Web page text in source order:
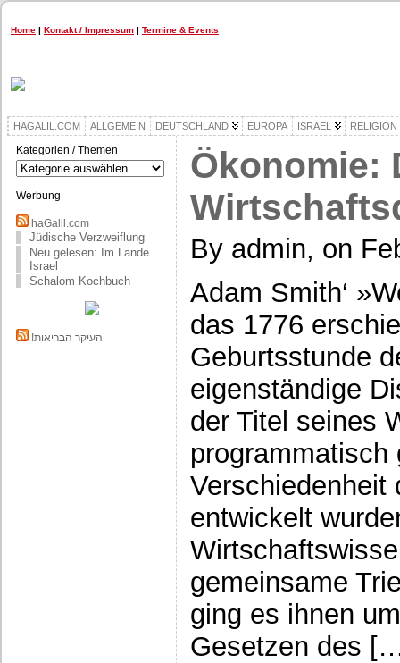
Home | Kontakt / Impressum | Termine & Events
HAGALIL.COM ALLGEMEIN DEUTSCHLAND EUROPA ISRAEL RELIGION
Kategorien / Themen
Kategorien
/
Themen
Werbung
haGalil.com
Jüdische Verzweiflung
Neu gelesen: Im Lande
Israel
Schalom Kochbuch
!העיקר הבריאות
Ökonomie:
By admin, on
Adam Smith‘
das 1776
Geburtsstunde
eigenständige
der Titel seines
programmatisch
Verschiedenheit
entwickelt
gemeinsame
ging es ihnen
Gesetzen des